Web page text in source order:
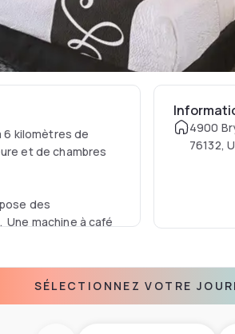
6 kilomètres de
et de chambres
des
machine à café
des salles de réunion
4900
76132,
SÉLECTIONNEZ VOTRE